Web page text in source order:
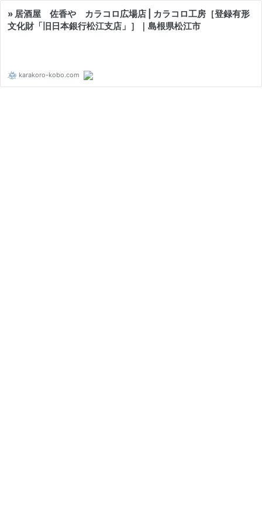
» 居酒屋 佐香や カラコロ広場店 | カラコロ工房［登録有形
文化財「旧日本銀行松江支店」］｜島根県松江市
karakoro-kobo.com